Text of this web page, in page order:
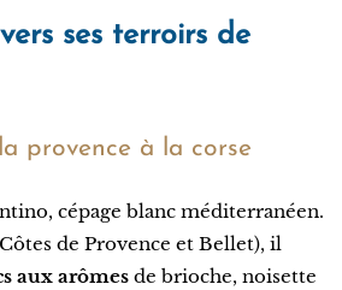
ses terroirs de
provence à la corse
cépage blanc méditerranéen.
de Provence et Bellet), il
aux arômes de brioche, noisette